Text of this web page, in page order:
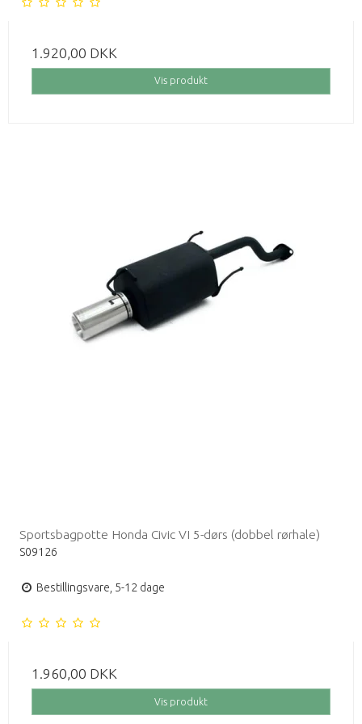
1.920,00 DKK
Vis produkt
Sportsbagpotte Honda Civic VI 5-dørs (dobbel rørhale)
S09126
Bestillingsvare, 5-12 dage
1.960,00 DKK
Vis produkt